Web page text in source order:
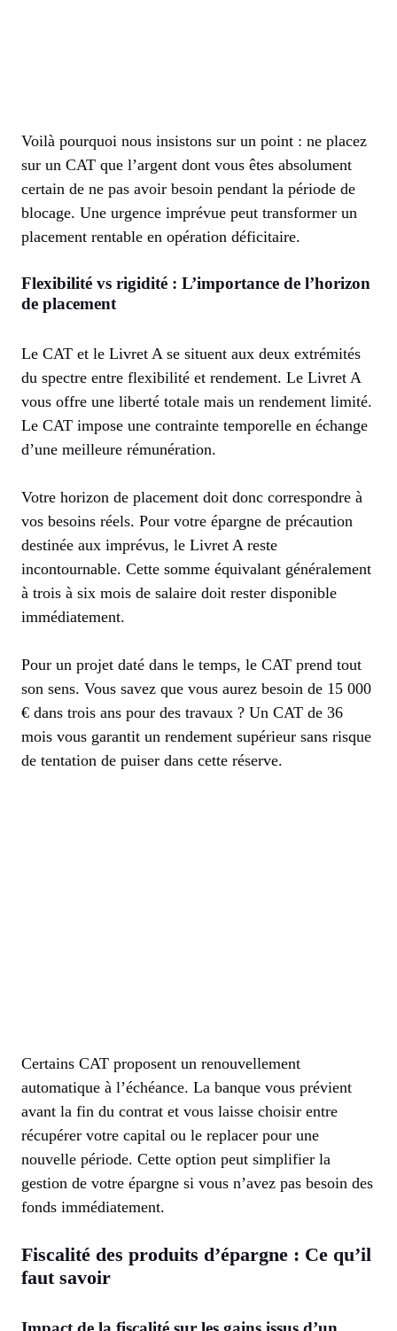
Voilà pourquoi nous insistons sur un point : ne placez
sur un CAT que l’argent dont vous êtes absolument
certain de ne pas avoir besoin pendant la période de
blocage. Une urgence imprévue peut transformer un
placement rentable en opération déficitaire.
Flexibilité vs rigidité : L’importance de l’horizon
de placement
Le CAT et le Livret A se situent aux deux extrémités
du spectre entre flexibilité et rendement. Le Livret A
vous offre une liberté totale mais un rendement limité.
Le CAT impose une contrainte temporelle en échange
d’une meilleure rémunération.
Votre horizon de placement doit donc correspondre à
vos besoins réels. Pour votre épargne de précaution
destinée aux imprévus, le Livret A reste
incontournable. Cette somme équivalant généralement
à trois à six mois de salaire doit rester disponible
immédiatement.
Pour un projet daté dans le temps, le CAT prend tout
son sens. Vous savez que vous aurez besoin de 15 000
€ dans trois ans pour des travaux ? Un CAT de 36
mois vous garantit un rendement supérieur sans risque
de tentation de puiser dans cette réserve.
Certains CAT proposent un renouvellement
automatique à l’échéance. La banque vous prévient
avant la fin du contrat et vous laisse choisir entre
récupérer votre capital ou le replacer pour une
nouvelle période. Cette option peut simplifier la
gestion de votre épargne si vous n’avez pas besoin des
fonds immédiatement.
Fiscalité des produits d’épargne : Ce qu’il
faut savoir